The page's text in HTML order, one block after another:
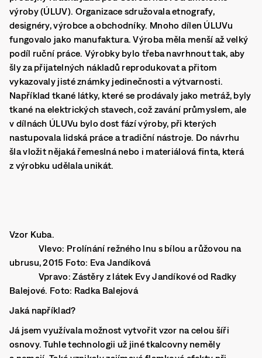
výroby (ÚLUV). Organizace sdružovala etnografy,
designéry, výrobce a obchodníky. Mnoho dílen ÚLUVu
fungovalo jako manufaktura. Výroba měla menší až velký
podíl ruční práce. Výrobky bylo třeba navrhnout tak, aby
šly za přijatelných nákladů reprodukovat a přitom
vykazovaly jisté známky jedinečnosti a výtvarnosti.
Například tkané látky, které se prodávaly jako metráž, byly
tkané na elektrických stavech, což zavání průmyslem, ale
v dílnách ÚLUVu bylo dost fází výroby, při kterých
nastupovala lidská práce a tradiční nástroje. Do návrhu
šla vložit nějaká řemeslná nebo i materiálová finta, která
z výrobku udělala unikát.
Vzor Kuba.
Vlevo: Prolínání režného lnu s bílou a růžovou na
ubrusu, 2015 Foto: Eva Jandíková
Vpravo: Zástěry z látek Evy Jandíkové od Radky
Balejové. Foto: Radka Balejová
Jaká například?
Já jsem využívala možnost vytvořit vzor na celou šíři
osnovy. Tuhle technologii už jiné tkalcovny neměly